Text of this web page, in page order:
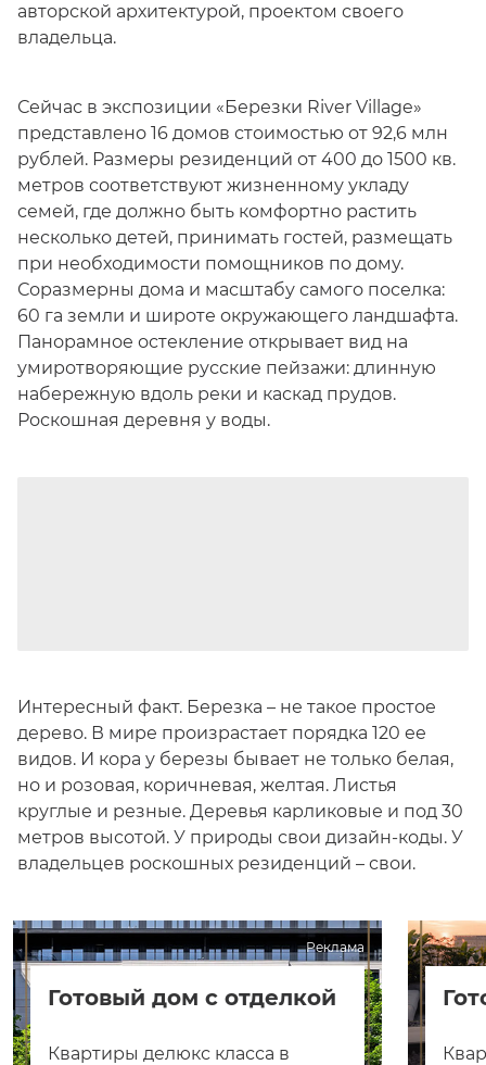
авторской архитектурой, проектом своего
владельца.
Сейчас в экспозиции «Березки River Village»
представлено 16 домов стоимостью от 92,6 млн
рублей. Размеры резиденций от 400 до 1500 кв.
метров соответствуют жизненному укладу
семей, где должно быть комфортно растить
несколько детей, принимать гостей, размещать
при необходимости помощников по дому.
Соразмерны дома и масштабу самого поселка:
60 га земли и широте окружающего ландшафта.
Панорамное остекление открывает вид на
умиротворяющие русские пейзажи: длинную
набережную вдоль реки и каскад прудов.
Роскошная деревня у воды.
Интересный факт. Березка – не такое простое
дерево. В мире произрастает порядка 120 ее
видов. И кора у березы бывает не только белая,
но и розовая, коричневая, желтая. Листья
круглые и резные. Деревья карликовые и под 30
метров высотой. У природы свои дизайн-коды. У
владельцев роскошных резиденций – свои.
Реклама
Готовый дом с отделкой
Квартиры делюкс класса в